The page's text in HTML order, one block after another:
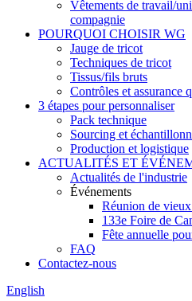
Vêtements de travail/
compagnie
POURQUOI CHOISIR WG
Jauge de tricot
Techniques de tricot
Tissus/fils bruts
Contrôles et assurance
3 étapes pour personnaliser
Pack technique
Sourcing et
Production et logistique
ACTUALITÉS ET
Actualités de l'industrie
Événements
Réunion de
133e Foire de
Fête annuelle
FAQ
Contactez-nous
English